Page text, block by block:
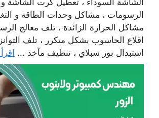
الشاشة السوداء ، تعطيل كرت الشاشة
الرسومات ، مشاكل وحدات الطاقة و
مشاكل الحرارة الزائدة ، تلف معالج
اقلاع الحاسوب بشكل متكرر ، تلف
استبدال بور سبلاي ، تنظيف مآخذ ...